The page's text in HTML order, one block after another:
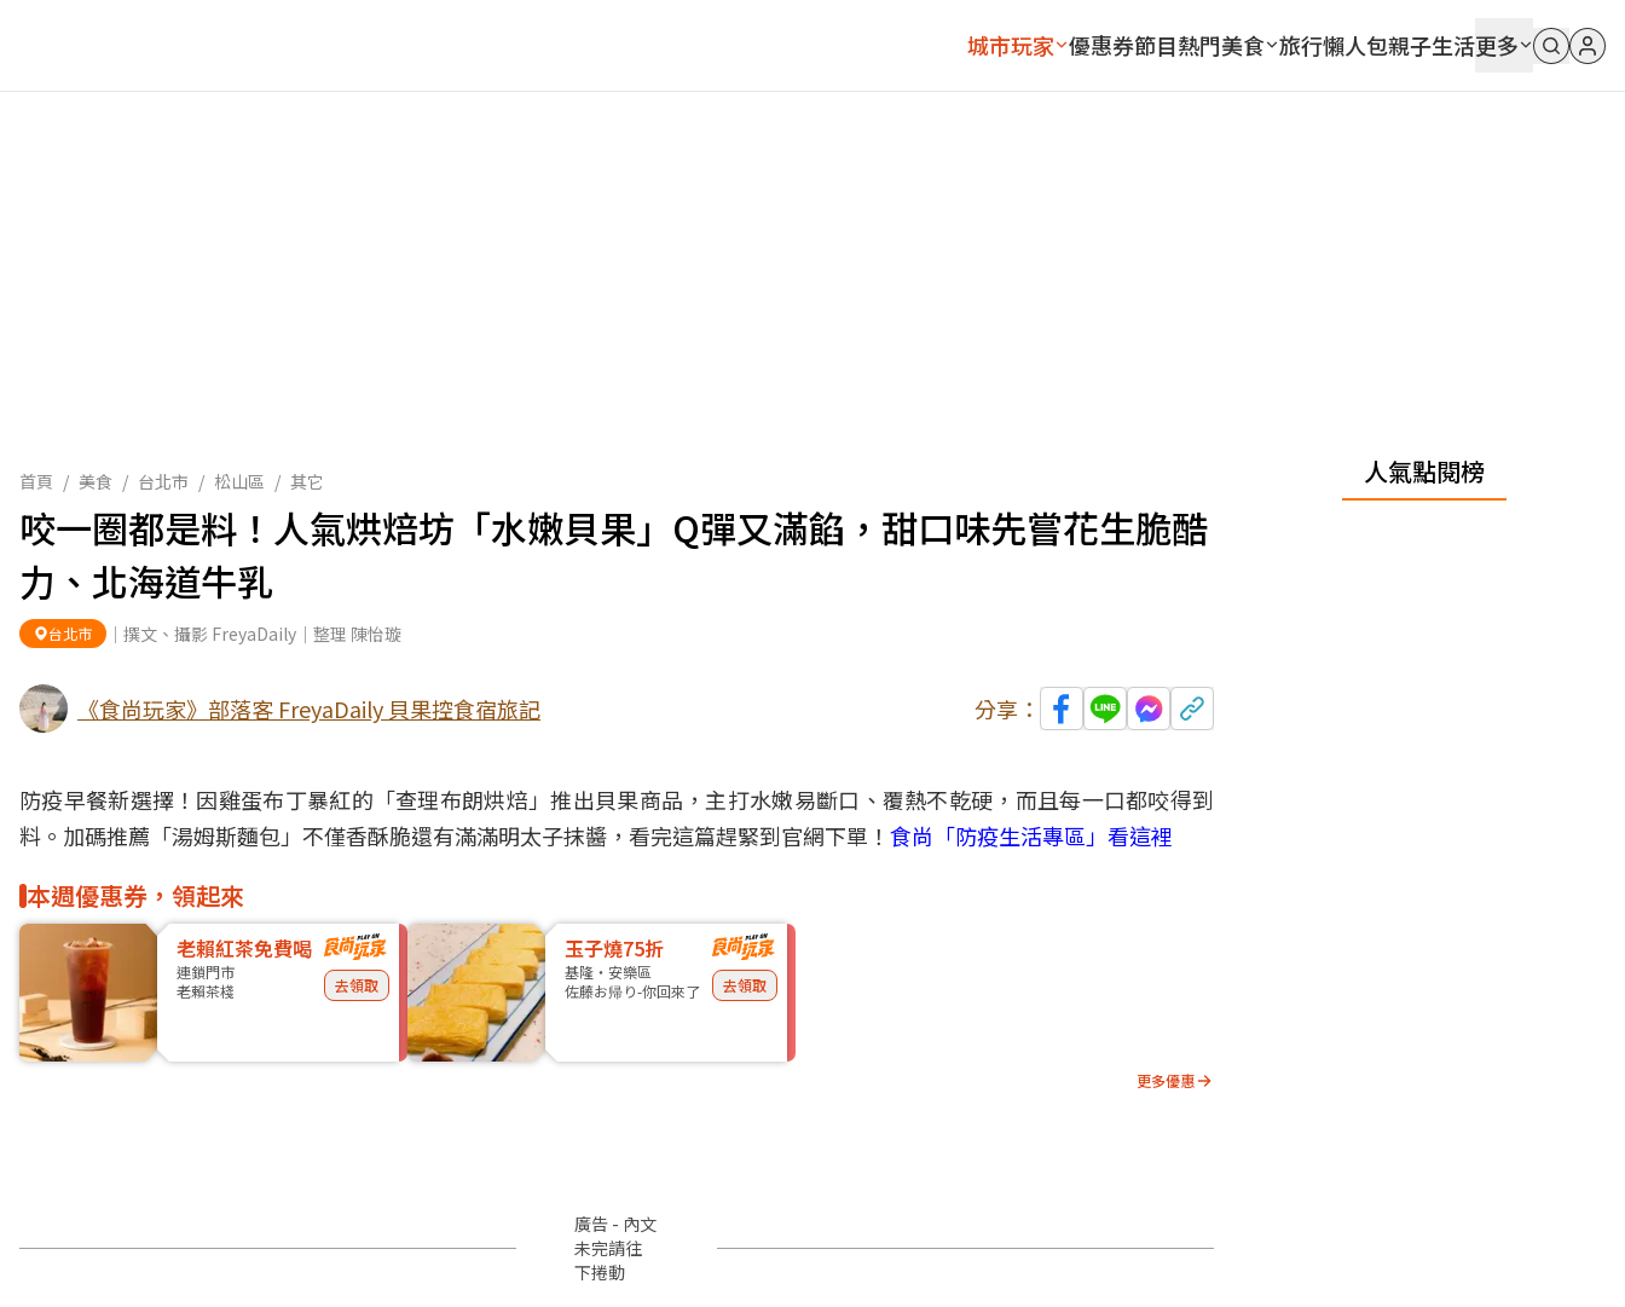
城市玩家 優惠券節目熱門美食 旅行懶人包親子生活更多
首頁 / 美食 / 台北市 / 松山區 / 其它
咬一圈都是料！人氣烘焙坊「水嫩貝果」Q彈又滿餡，甜口味先嘗花生脆酷
力、北海道牛乳
台北市 ｜撰文、攝影 FreyaDaily｜整理 陳怡璇
《食尚玩家》部落客 FreyaDaily 貝果控食宿旅記 分享：
防疫早餐新選擇！因雞蛋布丁暴紅的「查理布朗烘焙」推出貝果商品，主打水嫩易斷口、覆熱不乾硬，而且每一口都咬得到
料。加碼推薦「湯姆斯麵包」不僅香酥脆還有滿滿明太子抹醬，看完這篇趕緊到官網下單！ 食尚「防疫生活專區」看這裡
本週優惠券，領起來
老賴紅茶免費喝
連鎖門市
老賴茶棧
去領取
玉子燒75折
基隆・安樂區
佐藤お帰り-你回來了
去領取
更多優惠
廣告 - 內文
未完請往
下捲動
人氣點閱榜